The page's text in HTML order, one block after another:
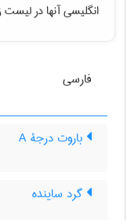
انگلیسی آنها در
فارسی
باروت درجۀ A
گرد ساینده